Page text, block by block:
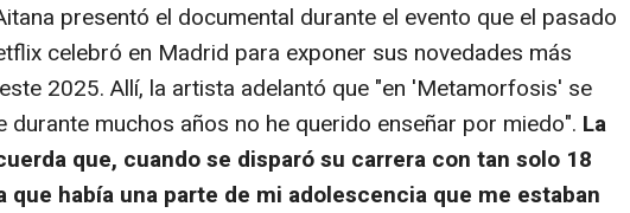
presentó el documental durante el evento que el pasado
celebró en Madrid para exponer sus novedades más
2025. Allí, la artista adelantó que "en 'Metamorfosis' se
durante muchos años no he querido enseñar por miedo". La
que, cuando se disparó su carrera con tan solo 18
que había una parte de mi adolescencia que me estaban